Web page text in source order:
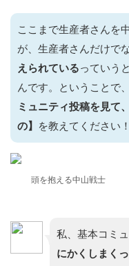
ここまで生産者さんを
が、生産者さんだけで
えられているっていう
んです。ということで
ミュニティ投稿を見て
の】
を教えてください！
頭を抱える中山戦士
私、基本コミ
にかくしまく